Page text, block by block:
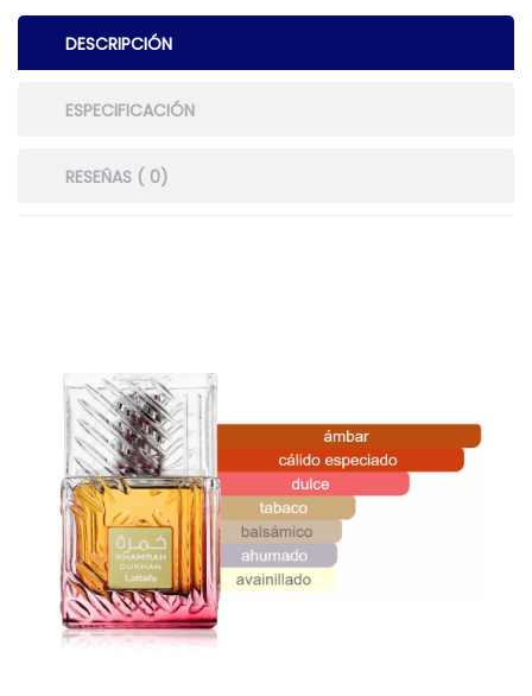
DESCRIPCIÓN
ESPECIFICACIÓN
RESEÑAS ( 0)